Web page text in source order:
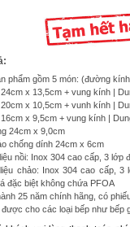
phẩm gồm 5 món: (đường
x 13,5cm + vung kính |
x 10,5cm + vunh kính |
x 9,5cm + vung kính |
24cm x 9,0cm
chống dính 24cm x 6cm
nồi: Inox 304 cao cấp, 3 lớp
chảo: Inox 304 cao cấp, 3
đặc biệt không chứa PFOA
25 năm chính hãng, có
được cho các loại bếp như bếp